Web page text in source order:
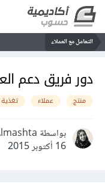
التعامل مع العملاء
دور فريق دعم
منتج عملاء
بواسطة Huda Almashta
16 أكتوبر 2015